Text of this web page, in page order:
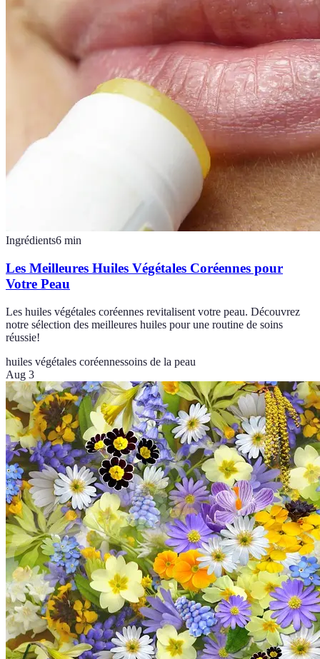
Ingrédients6 min
Les Meilleures Huiles Végétales Coréennes pour
Votre Peau
Les huiles végétales coréennes revitalisent votre peau. Découvrez
notre sélection des meilleures huiles pour une routine de soins
réussie!
huiles végétales coréennessoins de la peau
Aug 3